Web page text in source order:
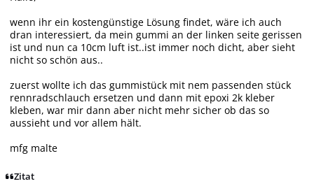
wenn ihr ein kostengünstige Lösung findet, wäre ich auch
dran interessiert, da mein gummi an der linken seite gerissen
ist und nun ca 10cm luft ist..ist immer noch dicht, aber sieht
nicht so schön aus..
zuerst wollte ich das gummistück mit nem passenden stück
rennradschlauch ersetzen und dann mit epoxi 2k kleber
kleben, war mir dann aber nicht mehr sicher ob das so
aussieht und vor allem hält.
mfg malte
Zitat